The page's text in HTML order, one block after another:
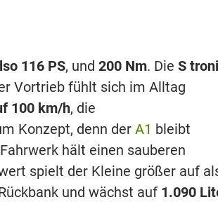
116 PS, und 200 Nm. Die S
Vortrieb fühlt sich im Alltag
100 km/h, die
Konzept, denn der A1 bleibt
hält einen sauberen
spielt der Kleine größer auf
und wächst auf 1.090